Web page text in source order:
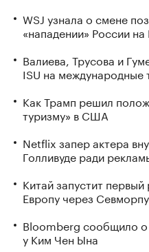
WSJ узнала о смене
«нападении» России
Валиева, Трусова и
ISU на международные
Как Трамп решил
туризму» в США
Netflix запер актера
Голливуде ради
Китай запустит
Европу через
Bloomberg сообщило
у Ким Чен Ына